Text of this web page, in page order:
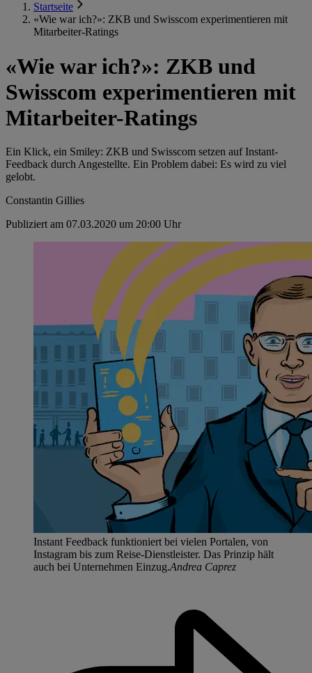
Startseite
«Wie war ich?»: ZKB und Swisscom experimentieren mit
Mitarbeiter-Ratings
«Wie war ich?»: ZKB und
Swisscom experimentieren mit
Mitarbeiter-Ratings
Ein Klick, ein Smiley: ZKB und Swisscom setzen auf Instant-
Feedback durch Angestellte. Ein Problem dabei: Es wird zu viel
gelobt.
Constantin Gillies
Publiziert am 07.03.2020 um 20:00 Uhr
Instant Feedback funktioniert bei vielen Portalen, von
Instagram bis zum Reise-Dienstleister. Das Prinzip hält
auch bei Unternehmen Einzug.Andrea Caprez